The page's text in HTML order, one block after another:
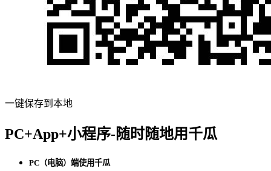
一键保存到本地
PC+App+小程序-随时随地用千瓜
PC（电脑）端使用千瓜